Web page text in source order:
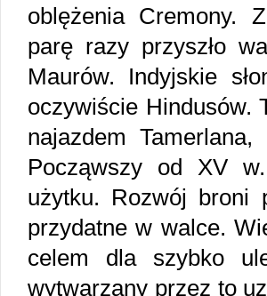
oblężenia Cremony.
parę razy przyszło
Maurów. Indyjskie
oczywiście Hindusów.
najazdem
Począwszy od XV
użytku. Rozwój broni
przydatne w walce.
celem dla szybko
wytwarzany przez to